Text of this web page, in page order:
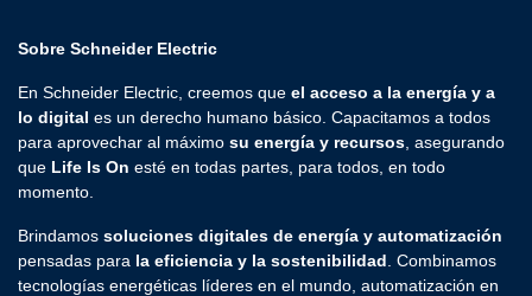
Sobre Schneider Electric
En Schneider Electric, creemos que el acceso a la energía y a
lo digital es un derecho humano básico. Capacitamos a todos
para aprovechar al máximo su energía y recursos , asegurando
que Life Is On esté en todas partes, para todos, en todo
momento.
Brindamos soluciones digitales de energía y automatización
pensadas para la eficiencia y la sostenibilidad . Combinamos
tecnologías energéticas líderes en el mundo, automatización en